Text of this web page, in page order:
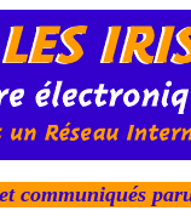
communiqués